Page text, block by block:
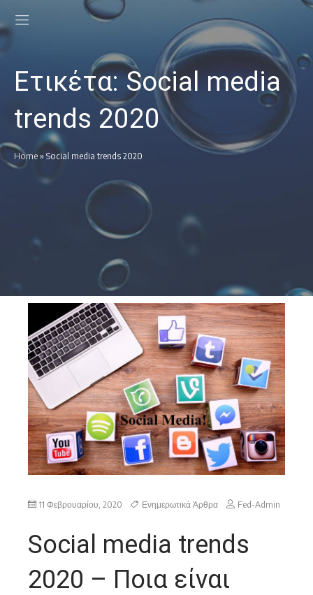
Ετικέτα:Social media
trends 2020
Home » Social media trends 2020
11 Φεβρουαρίου, 2020 Ενημερωτικά Άρθρα Fed-Admin
Social media trends
2020 – Ποια είναι